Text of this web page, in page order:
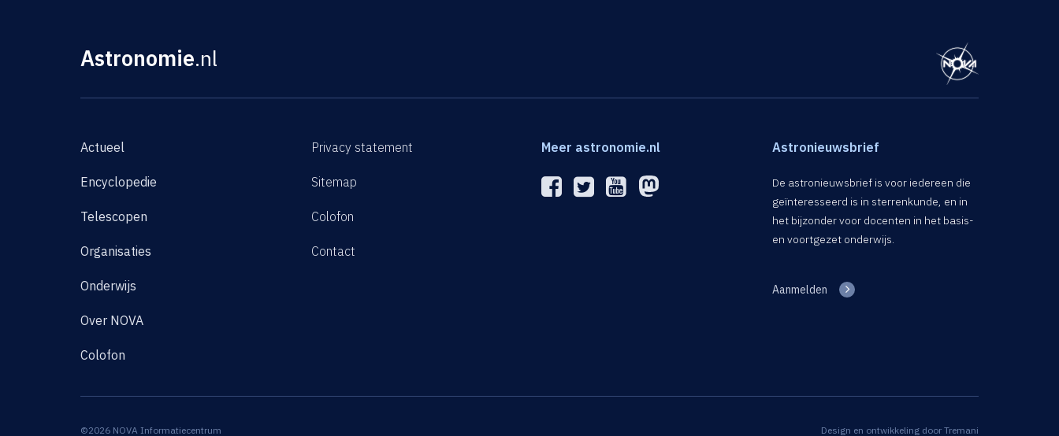
Astronomie.nl
Actueel
Encyclopedie
Telescopen
Organisaties
Onderwijs
Over NOVA
Colofon
Privacy statement
Sitemap
Colofon
Contact
Meer astronomie.nl Astronieuwsbrief
De astronieuwsbrief is voor iedereen die
geïnteresseerd is in sterrenkunde, en in
het bijzonder voor docenten in het basis-
en voortgezet onderwijs.
Aanmelden
©2026 NOVA Informatiecentrum Design en ontwikkeling door Tremani